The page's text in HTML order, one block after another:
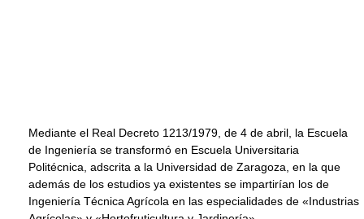
Mediante el Real Decreto 1213/1979, de 4 de abril, la Escuela
de Ingeniería se transformó en Escuela Universitaria
Politécnica, adscrita a la Universidad de Zaragoza, en la que
además de los estudios ya existentes se impartirían los de
Ingeniería Técnica Agrícola en las especialidades de «Industrias